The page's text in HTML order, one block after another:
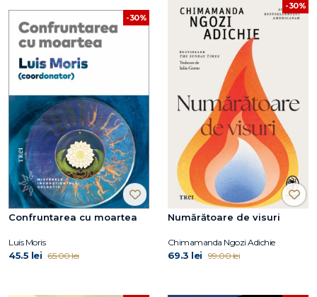
-30%
Confruntarea cu moartea
Luis Moris
45.5 lei 65.00 lei
-30%
Numărătoare de visuri
Chimamanda Ngozi Adichie
69.3 lei 99.00 lei